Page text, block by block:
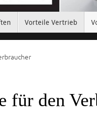
Vorteile Vertrieb
für den